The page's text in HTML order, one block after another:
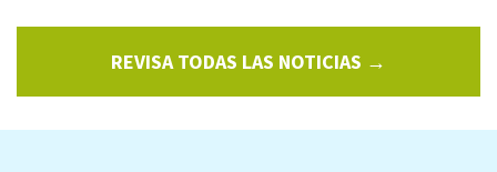
REVISA TODAS LAS NOTICIAS →